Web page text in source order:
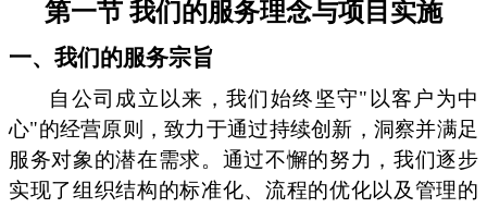
第一节 我们的服务理念与项目实施
一、我们的服务宗旨
自公司成立以来，我们始终坚守"以客户为中
心"的经营原则，致力于通过持续创新，洞察并满足
服务对象的潜在需求。通过不懈的努力，我们逐步
实现了组织结构的标准化、流程的优化以及管理的